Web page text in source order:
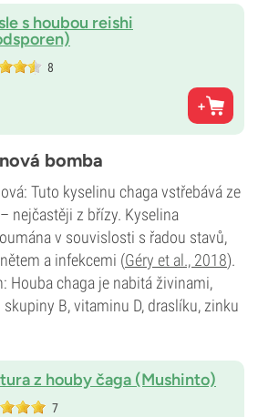
s houbou reishi
8
bomba
Tuto kyselinu chaga vstřebává ze
nejčastěji z břízy. Kyselina
v souvislosti s řadou stavů,
a infekcemi (Géry et al., 2018).
Houba chaga je nabitá živinami,
B, vitaminu D, draslíku, zinku
z houby čaga (Mushinto)
7